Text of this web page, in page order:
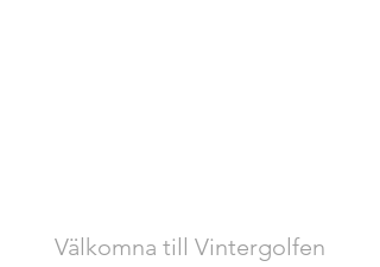
Välkomna till Vintergolfen